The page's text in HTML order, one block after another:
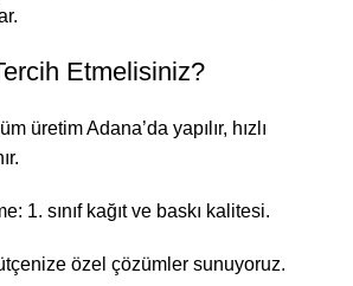
Etmelisiniz?
üretim Adana’da yapılır, hızlı
1. sınıf kağıt ve baskı kalitesi.
özel çözümler sunuyoruz.